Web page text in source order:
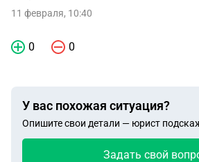
11 февраля, 10:40
0 0
У вас похожая ситуация?
Опишите свои детали — юрист
Задать свой